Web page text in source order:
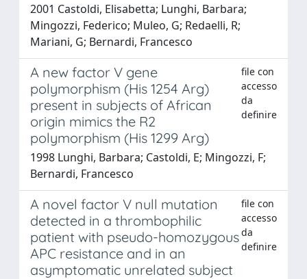
2001 Castoldi, Elisabetta; Lunghi, Barbara;
Mingozzi, Federico; Muleo, G; Redaelli, R;
Mariani, G; Bernardi, Francesco
A new factor V gene
polymorphism (His 1254 Arg)
present in subjects of African
origin mimics the R2
polymorphism (His 1299 Arg)
file con
accesso
da
definire
1998 Lunghi, Barbara; Castoldi, E; Mingozzi, F;
Bernardi, Francesco
A novel factor V null mutation
detected in a thrombophilic
patient with pseudo-homozygous
APC resistance and in an
asymptomatic unrelated subject
file con
accesso
da
definire